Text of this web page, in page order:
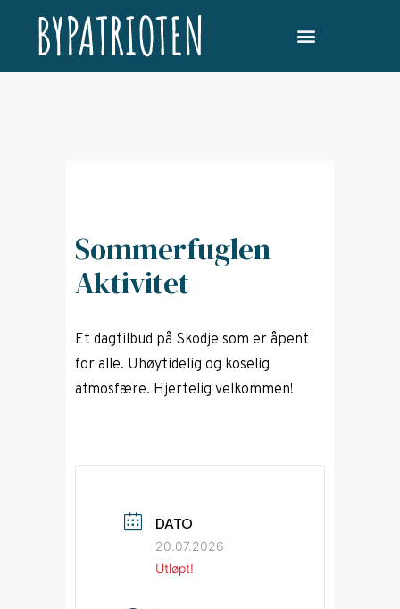
Sommerfuglen
Aktivitet
Et dagtilbud på Skodje som er åpent
for alle. Uhøytidelig og koselig
atmosfære. Hjertelig velkommen!
DATO
20.07.2026
Utløpt!